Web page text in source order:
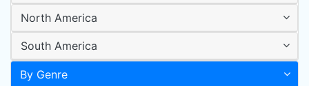
North America
South America
By Genre